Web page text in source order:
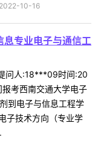
10-16
息专业电子与通信工
问人:18***09时间:20
考西南交通大学电子
到电子与信息工程学
子技术方向（专业学